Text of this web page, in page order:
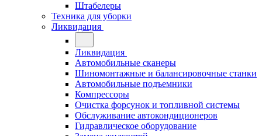
Штабелеры
Техника для уборки
Ликвидация
Ликвидация
Автомобильные сканеры
Шиномонтажные и балансировочные станки
Автомобильные подъемники
Компрессоры
Очистка форсунок и топливной системы
Обслуживание автокондиционеров
Гидравлическое оборудование